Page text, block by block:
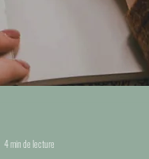
4 min de lecture